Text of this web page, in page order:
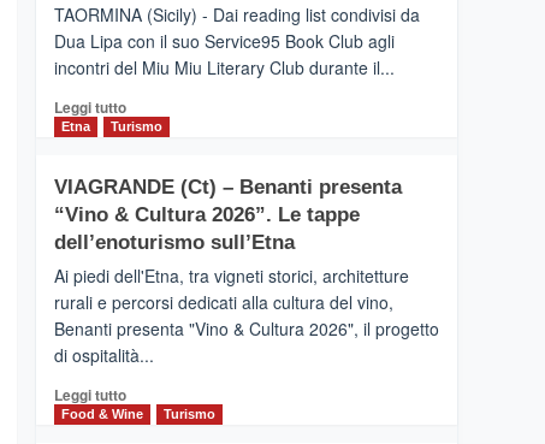
privilegiata
secondo
i
di
Airbnb.
la
Valle
Alcantara
nei
primi
classifica
siciliana
TAORMINA (Sicily) - Dai reading list condivisi da
Dua Lipa con il suo Service95 Book Club agli
incontri del Miu Miu Literary Club durante il...
Leggi tuttoLeggi
di
IL
SAN
DOMENICO
TAORMINA,
UN
HOTEL
FOUR
PRESENTA
IL
Etna Turismo
VIAGRANDE (Ct) – Benanti presenta
“Vino & Cultura 2026”. Le tappe
dell’enoturismo sull’Etna
Ai piedi dell'Etna, tra vigneti storici, architetture
rurali e percorsi dedicati alla cultura del vino,
Benanti presenta "Vino & Cultura 2026", il progetto
di ospitalità...
Leggi tuttoLeggi
di
Food & Wine Turismo